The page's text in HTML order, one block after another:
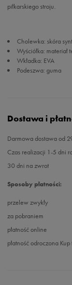
46 30 cm
47 30,5 cm
piłkarskiego stroju.
Cholewka: skóra
Wyściółka: materiał
Wkładka: EVA
Podeszwa: guma
Dostawa i
Darmowa dostawa od
Czas realizacji 1-5 dni
30 dni na zwrot
Sposoby płatności:
przelew zwykły
za pobraniem
płatność online
płatność odroczona